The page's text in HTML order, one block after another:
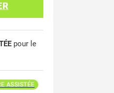
pour le
ASSISTÉE